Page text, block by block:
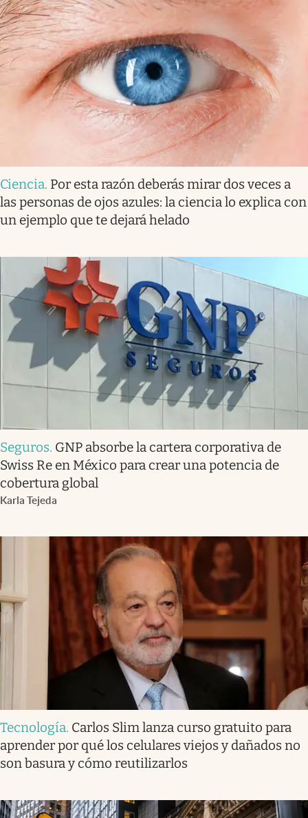
Ciencia. Por esta razón deberás mirar dos veces a
las personas de ojos azules: la ciencia lo explica con
un ejemplo que te dejará helado
Seguros. GNP absorbe la cartera corporativa de
Swiss Re en México para crear una potencia de
cobertura global
Karla Tejeda
Tecnología. Carlos Slim lanza curso gratuito para
aprender por qué los celulares viejos y dañados no
son basura y cómo reutilizarlos